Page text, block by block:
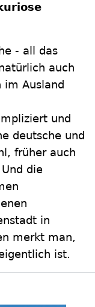
- all das
auch
im Ausland
und
deutsche und
früher auch
die
in
merkt man,
ist.